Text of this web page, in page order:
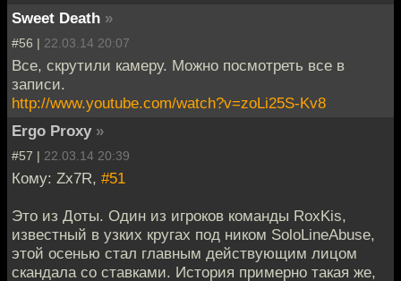
Sweet Death »
#56 | 22.03.14 20:07
Все, скрутили камеру. Можно посмотреть все в
записи.
http://www.youtube.com/watch?v=zoLi25S-Kv8
Ergo Proxy »
#57 | 22.03.14 20:39
Кому: Zx7R, #51
Это из Доты. Один из игроков команды RoxKis,
известный в узких кругах под ником SoloLineAbuse,
этой осенью стал главным действующим лицом
скандала со ставками. История примерно такая же,